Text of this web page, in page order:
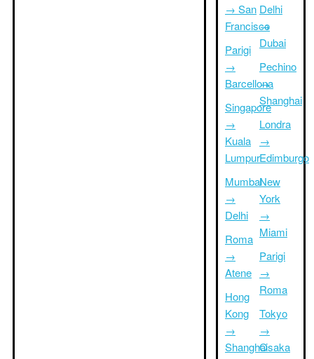
→ San
Francisco
Parigi
→
Barcellona
Singapore
→
Kuala
Lumpur
Mumbai
→
Delhi
Roma
→
Atene
Hong
Kong
→
Shanghai
Delhi
→
Dubai
Pechino
→
Shanghai
Londra
→
Edimburgo
New
York
→
Miami
Parigi
→
Roma
Tokyo
→
Osaka